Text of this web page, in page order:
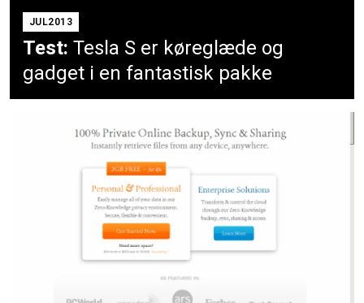
JUL2013
Test: Tesla S er køreglæde og
gadget i en fantastisk pakke